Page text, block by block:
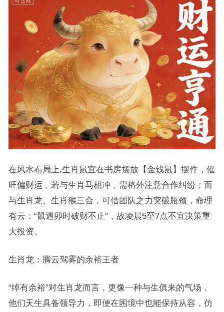
在风水布局上,生肖鼠宜在书房摆放【金钱鼠】摆件，催
旺偏财运，若与生肖马相冲，需格外注意合作纠纷；而
与生肖龙、生肖猴三合，可借团队之力突破瓶颈，命理
有云：“鼠遇卯时破财不止”，故凌晨5至7点不宜决策重
大投资。
生肖龙：腾云驾雾的余裕王者
“绰有余裕”对生肖龙而言，更像一种与生俱来的气场，
他们天生具备领导力，即便在困境中也能保持从容，仿